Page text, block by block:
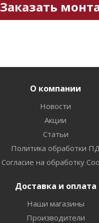
Заказать
О компании
Новости
Акции
Статьи
Политика обработки ПД
Согласие на обработку
Доставка и оплата
Наши магазины
Производители